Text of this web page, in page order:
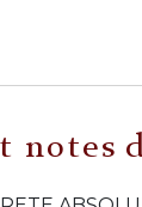
notes